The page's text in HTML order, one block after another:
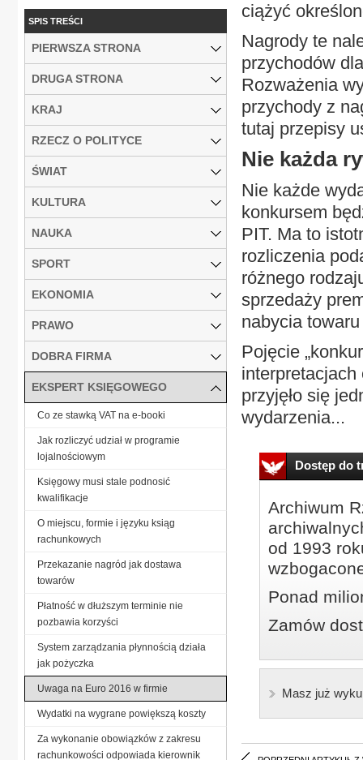
ciążyć
Nagrody te
przychodów
Rozważenia
przychody z
tutaj przepisy
Nie każda
Nie każde
konkursem
PIT. Ma to
rozliczenia
różnego
sprzedaży
nabycia
Pojęcie
przyjęło się
wydarzenia...
Dostęp do
Archiwum
od 1993
Ponad
Zamów
Masz już
SPIS TREŚCI
PIERWSZA STRONA
DRUGA STRONA
KRAJ
RZECZ O POLITYCE
ŚWIAT
KULTURA
NAUKA
SPORT
EKONOMIA
PRAWO
DOBRA FIRMA
EKSPERT KSIĘGOWEGO
Co ze stawką VAT na e-booki
Jak rozliczyć udział w programie
lojalnościowym
Księgowy musi stale podnosić
kwalifikacje
O miejscu, formie i języku ksiąg
rachunkowych
Przekazanie nagród jak dostawa
towarów
Płatność w dłuższym terminie nie
pozbawia korzyści
System zarządzania płynnością działa
jak pożyczka
Uwaga na Euro 2016 w firmie
Wydatki na wygrane powiększą koszty
Za wykonanie obowiązków z zakresu
rachunkowości odpowiada kierownik